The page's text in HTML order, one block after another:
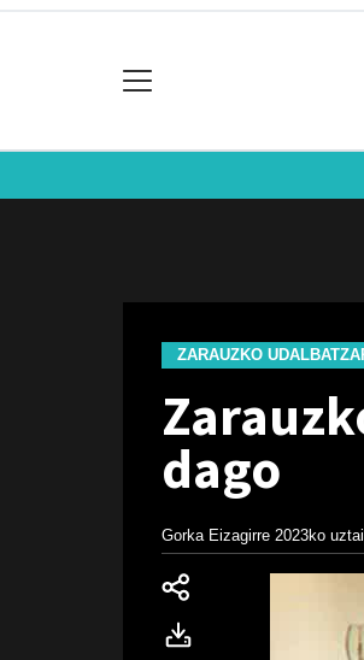
ZARAUZKO
dago
Gorka Eizagirre 2023ko